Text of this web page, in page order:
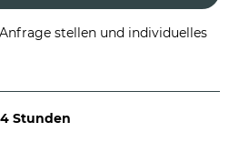
stellen und individuelles
Stunden